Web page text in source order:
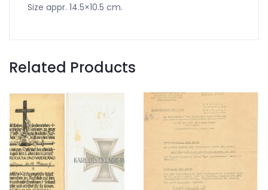
Size appr. 14.5×10.5 cm.
Related Products